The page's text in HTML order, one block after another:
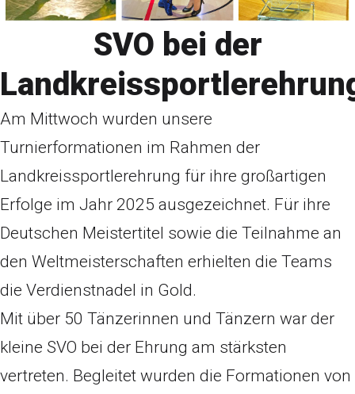
SVO bei der
Am Mittwoch wurden unsere
Turnierformationen im Rahmen der
Landkreissportlerehrung für ihre großartigen
Erfolge im Jahr 2025 ausgezeichnet. Für ihre
Deutschen Meistertitel sowie die Teilnahme an
den Weltmeisterschaften erhielten die Teams
die Verdienstnadel in Gold.
Mit über 50 Tänzerinnen und Tänzern war der
kleine SVO bei der Ehrung am stärksten
vertreten. Begleitet wurden die Formationen von